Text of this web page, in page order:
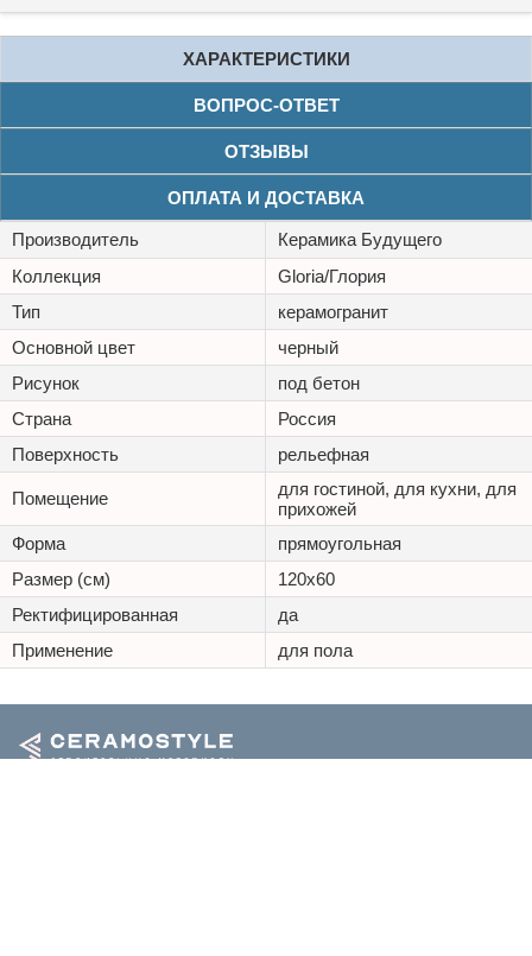
ХАРАКТЕРИСТИКИ
ВОПРОС-ОТВЕТ
ОТЗЫВЫ
ОПЛАТА И ДОСТАВКА
Производитель
Керамика Будущего
Коллекция
Gloria/Глория
Тип
керамогранит
Основной цвет
черный
Рисунок
под бетон
Страна
Россия
Поверхность
рельефная
Помещение
для гостиной, для кухни, для
прихожей
Форма
прямоугольная
Размер (см)
120x60
Ректифицированная
да
Применение
для пола